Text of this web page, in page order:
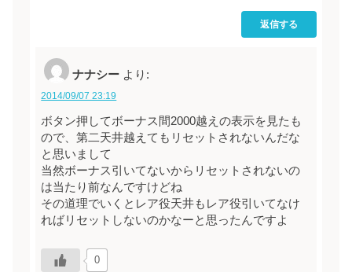
返信する
ナナシー より:
2014/09/07 23:19
ボタン押してボーナス間2000越えの表示を見たも
ので、第二天井越えてもリセットされないんだな
と思いまして
当然ボーナス引いてないからリセットされないの
は当たり前なんですけどね
その道理でいくとレア役天井もレア役引いてなけ
ればリセットしないのかなーと思ったんですよ
0